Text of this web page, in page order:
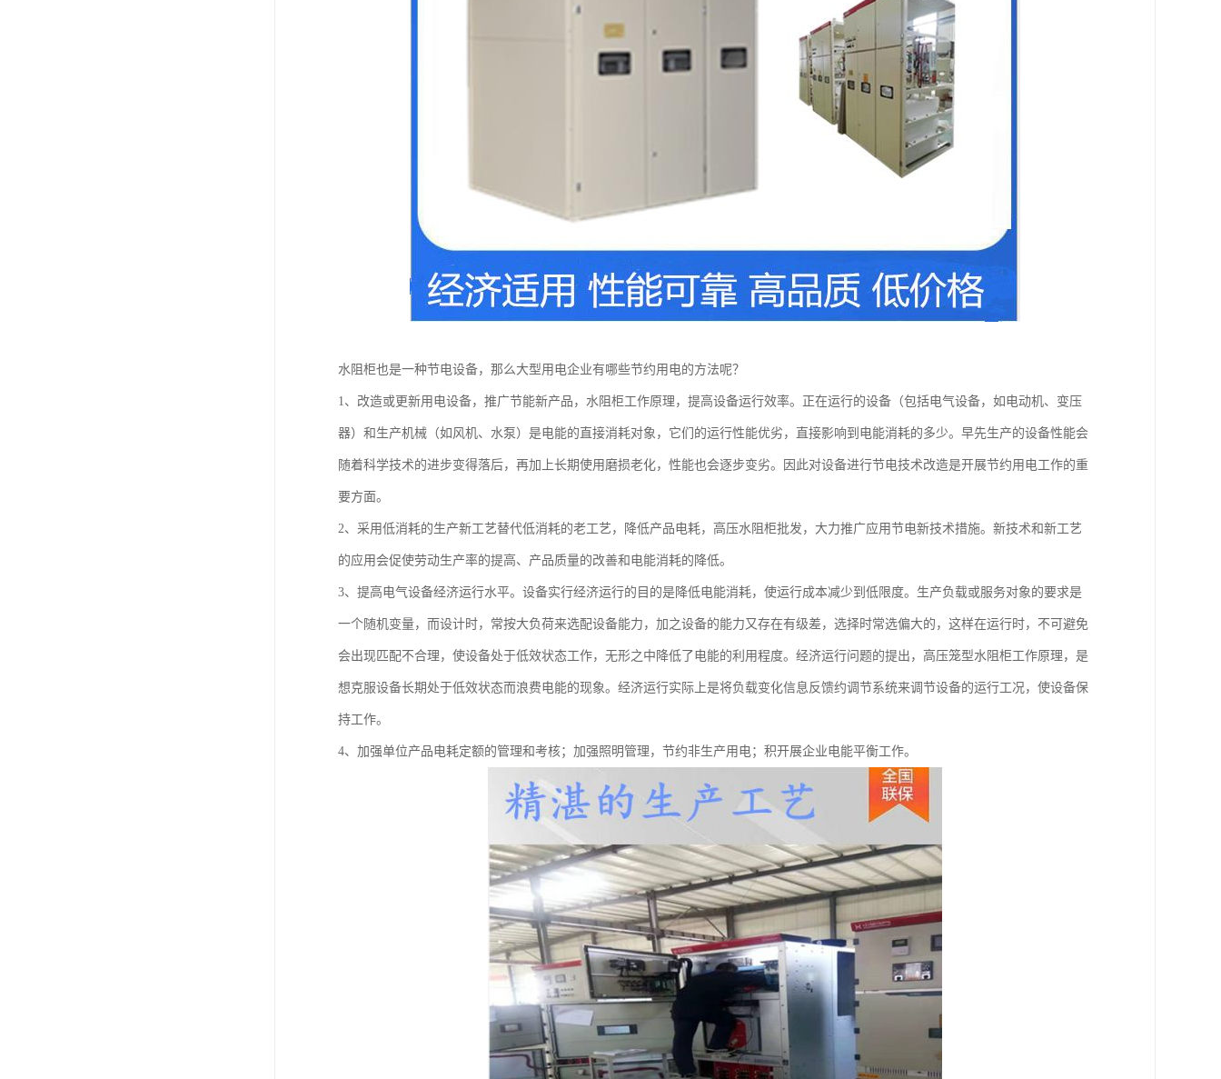
水阻柜也是一种节电设备，那么大型用电企业有哪些节约用电的方法呢？
1、改造或更新用电设备，推广节能新产品，水阻柜工作原理，提高设备运行效率。正在运行的设备（包括电气设备，如电动机、变压
器）和生产机械（如风机、水泵）是电能的直接消耗对象，它们的运行性能优劣，直接影响到电能消耗的多少。早先生产的设备性能会
随着科学技术的进步变得落后，再加上长期使用磨损老化，性能也会逐步变劣。因此对设备进行节电技术改造是开展节约用电工作的重
要方面。
2、采用低消耗的生产新工艺替代低消耗的老工艺，降低产品电耗，高压水阻柜批发，大力推广应用节电新技术措施。新技术和新工艺
的应用会促使劳动生产率的提高、产品质量的改善和电能消耗的降低。
3、提高电气设备经济运行水平。设备实行经济运行的目的是降低电能消耗，使运行成本减少到低限度。生产负载或服务对象的要求是
一个随机变量，而设计时，常按大负荷来选配设备能力，加之设备的能力又存在有级差，选择时常选偏大的，这样在运行时，不可避免
会出现匹配不合理，使设备处于低效状态工作，无形之中降低了电能的利用程度。经济运行问题的提出，高压笼型水阻柜工作原理，是
想克服设备长期处于低效状态而浪费电能的现象。经济运行实际上是将负载变化信息反馈约调节系统来调节设备的运行工况，使设备保
持工作。
4、加强单位产品电耗定额的管理和考核；加强照明管理，节约非生产用电；积开展企业电能平衡工作。